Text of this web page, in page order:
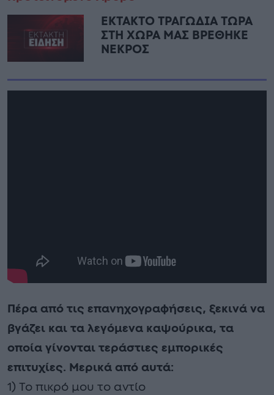
ΕΚΤΑΚΤΟ ΤΡΑΓΩΔΙΑ ΤΩΡΑ
ΣΤΗ ΧΩΡΑ ΜΑΣ ΒΡΕΘΗΚΕ
ΝΕΚΡΟΣ
Πέρα από τις επανηχογραφήσεις, ξεκινά να
βγάζει και τα λεγόμενα καψούρικα, τα
οποία γίνονται τεράστιες εμπορικές
επιτυχίες. Μερικά από αυτά:
1) Το πικρό μου το αντίο